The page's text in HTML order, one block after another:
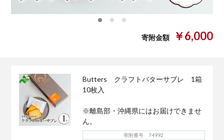
寄附金額 ￥6,000
Butters クラフトバターサブレ 1箱
10枚入
※離島部・沖縄県にはお届けできませ
ん。
寄附番号 74992